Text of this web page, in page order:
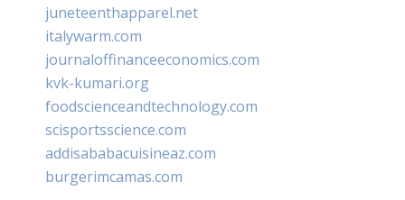
juneteenthapparel.net
italywarm.com
journaloffinanceeconomics.com
kvk-kumari.org
foodscienceandtechnology.com
scisportsscience.com
addisababacuisineaz.com
burgerimcamas.com